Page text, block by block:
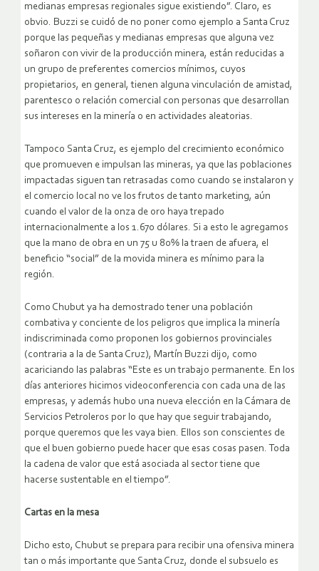
medianas empresas regionales sigue existiendo”. Claro, es
obvio. Buzzi se cuidó de no poner como ejemplo a Santa Cruz
porque las pequeñas y medianas empresas que alguna vez
soñaron con vivir de la producción minera, están reducidas a
un grupo de preferentes comercios mínimos, cuyos
propietarios, en general, tienen alguna vinculación de amistad,
parentesco o relación comercial con personas que desarrollan
sus intereses en la minería o en actividades aleatorias.
Tampoco Santa Cruz, es ejemplo del crecimiento económico
que promueven e impulsan las mineras, ya que las poblaciones
impactadas siguen tan retrasadas como cuando se instalaron y
el comercio local no ve los frutos de tanto marketing, aún
cuando el valor de la onza de oro haya trepado
internacionalmente a los 1.670 dólares. Si a esto le agregamos
que la mano de obra en un 75 u 80% la traen de afuera, el
beneficio “social” de la movida minera es mínimo para la
región.
Como Chubut ya ha demostrado tener una población
combativa y conciente de los peligros que implica la minería
indiscriminada como proponen los gobiernos provinciales
(contraria a la de Santa Cruz), Martín Buzzi dijo, como
acariciando las palabras “Este es un trabajo permanente. En los
días anteriores hicimos videoconferencia con cada una de las
empresas, y además hubo una nueva elección en la Cámara de
Servicios Petroleros por lo que hay que seguir trabajando,
porque queremos que les vaya bien. Ellos son conscientes de
que el buen gobierno puede hacer que esas cosas pasen. Toda
la cadena de valor que está asociada al sector tiene que
hacerse sustentable en el tiempo”.
Cartas en la mesa
Dicho esto, Chubut se prepara para recibir una ofensiva minera
tan o más importante que Santa Cruz, donde el subsuelo es